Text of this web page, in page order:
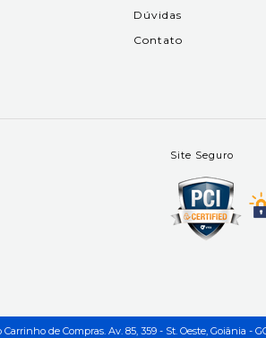
Dúvidas
Contato
Site Seguro
de Compras. Av. 85, 359 - St. Oeste, Goiânia - GO